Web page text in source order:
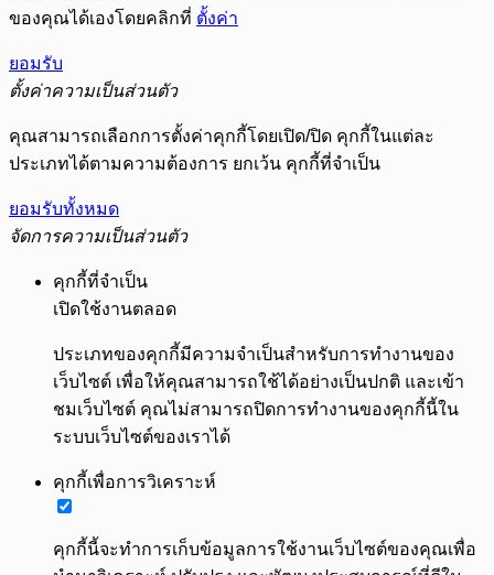
ของคุณได้เองโดยคลิกที่ ตั้งค่า
ยอมรับ
ตั้งค่าความเป็นส่วนตัว
คุณสามารถเลือกการตั้งค่าคุกกี้โดยเปิด/ปิด คุกกี้ในแต่ละ
ประเภทได้ตามความต้องการ ยกเว้น คุกกี้ที่จำเป็น
ยอมรับทั้งหมด
จัดการความเป็นส่วนตัว
คุกกี้ที่จำเป็น
เปิดใช้งานตลอด
ประเภทของคุกกี้มีความจำเป็นสำหรับการทำงานของ
เว็บไซต์ เพื่อให้คุณสามารถใช้ได้อย่างเป็นปกติ และเข้า
ชมเว็บไซต์ คุณไม่สามารถปิดการทำงานของคุกกี้นี้ใน
ระบบเว็บไซต์ของเราได้
คุกกี้เพื่อการวิเคราะห์
คุกกี้นี้จะทำการเก็บข้อมูลการใช้งานเว็บไซต์ของคุณเพื่อ